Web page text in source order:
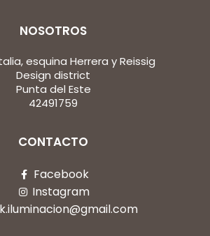
NOSOTROS
esquina Herrera y Reissig
Design district
Punta del Este
42491759
CONTACTO
Facebook
Instagram